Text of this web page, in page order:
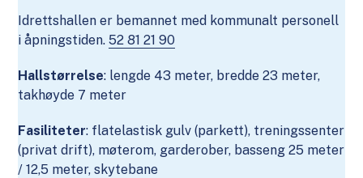
Idrettshallen er bemannet med kommunalt personell
i åpningstiden.52 81 21 90
Hallstørrelse: lengde 43 meter, bredde 23 meter,
takhøyde 7 meter
Fasiliteter: flatelastisk gulv (parkett), treningssenter
(privat drift), møterom, garderober, basseng 25 meter
/ 12,5 meter, skytebane